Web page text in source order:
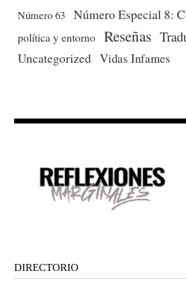
Número 63 Número Especial 8:
política y entorno Reseñas
Uncategorized Vidas Infames
DIRECTORIO